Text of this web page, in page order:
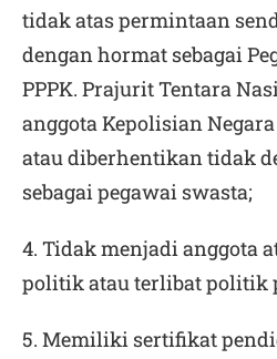
tidak atas permintaan
dengan hormat sebagai
PPPK. Prajurit Tentara
anggota Kepolisian
atau diberhentikan tidak
sebagai pegawai swasta;
4. Tidak menjadi anggota
politik atau terlibat politik
5. Memiliki sertifikat